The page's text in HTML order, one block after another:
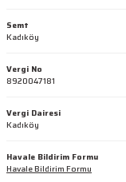
Semt
Kadıköy
Vergi No
8920047181
Vergi Dairesi
Kadıköy
Havale Bildirim Formu
Havale Bildirim Formu